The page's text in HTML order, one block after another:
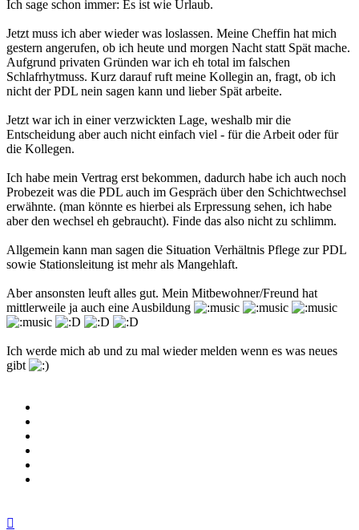
Ich sage schon immer: Es ist wie Urlaub.
Jetzt muss ich aber wieder was loslassen. Meine Cheffin hat mich
gestern angerufen, ob ich heute und morgen Nacht statt Spät mache.
Aufgrund privaten Gründen war ich eh total im falschen
Schlafrhytmuss. Kurz darauf ruft meine Kollegin an, fragt, ob ich
nicht der PDL nein sagen kann und lieber Spät arbeite.
Jetzt war ich in einer verzwickten Lage, weshalb mir die
Entscheidung aber auch nicht einfach viel - für die Arbeit oder für
die Kollegen.
Ich habe mein Vertrag erst bekommen, dadurch habe ich auch noch
Probezeit was die PDL auch im Gespräch über den Schichtwechsel
erwähnte. (man könnte es hierbei als Erpressung sehen, ich habe
aber den wechsel eh gebraucht). Finde das also nicht zu schlimm.
Allgemein kann man sagen die Situation Verhältnis Pflege zur PDL
sowie Stationsleitung ist mehr als Mangehlaft.
Aber ansonsten leuft alles gut. Mein Mitbewohner/Freund hat
mittlerweile ja auch eine Ausbildung
Ich werde mich ab und zu mal wieder melden wenn es was neues
gibt